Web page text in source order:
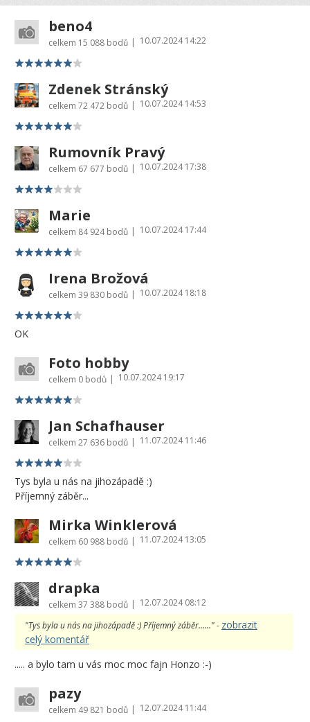
beno4
celkem 15 088 bodů | 10.07.2024 14:22
Zdenek Stránský
celkem 72 472 bodů | 10.07.2024 14:53
Rumovník Pravý
celkem 67 677 bodů | 10.07.2024 17:38
Marie
celkem 84 924 bodů | 10.07.2024 17:44
Irena Brožová
celkem 39 830 bodů | 10.07.2024 18:18
OK
Foto hobby
celkem 0 bodů | 10.07.2024 19:17
Jan Schafhauser
celkem 27 636 bodů | 11.07.2024 11:46
Tys byla u nás na jihozápadě :)
Příjemný záběr...
Mirka Winklerová
celkem 60 988 bodů | 11.07.2024 13:05
drapka
celkem 37 388 bodů | 12.07.2024 08:12
"Tys byla u nás na jihozápadě :) Příjemný záběr......" - zobrazit
celý komentář
..... a bylo tam u vás moc moc fajn Honzo :-)
pazy
celkem 49 821 bodů | 12.07.2024 11:44